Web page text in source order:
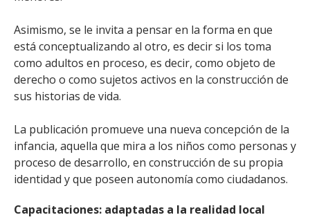
Asimismo, se le invita a pensar en la forma en que
está conceptualizando al otro, es decir si los toma
como adultos en proceso, es decir, como objeto de
derecho o como sujetos activos en la construcción de
sus historias de vida.
La publicación promueve una nueva concepción de la
infancia, aquella que mira a los niños como personas y
proceso de desarrollo, en construcción de su propia
identidad y que poseen autonomía como ciudadanos.
Capacitaciones: adaptadas a la realidad local